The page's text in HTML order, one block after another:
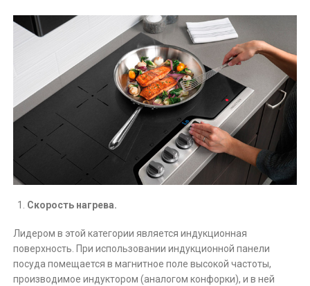
Скорость нагрева.
Лидером в этой категории является индукционная
поверхность. При использовании индукционной панели
посуда помещается в магнитное поле высокой частоты,
производимое индуктором (аналогом конфорки), и в ней